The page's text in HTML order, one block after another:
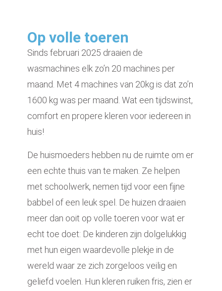
Op volle toeren
Sinds februari 2025 draaien de
wasmachines elk zo’n 20 machines per
maand. Met 4 machines van 20kg is dat zo’n
1600 kg was per maand. Wat een tijdswinst,
comfort en propere kleren voor iedereen in
huis!
De huismoeders hebben nu de ruimte om er
een echte thuis van te maken. Ze helpen
met schoolwerk, nemen tijd voor een fijne
babbel of een leuk spel. De huizen draaien
meer dan ooit op volle toeren voor wat er
echt toe doet: De kinderen zijn dolgelukkig
met hun eigen waardevolle plekje in de
wereld waar ze zich zorgeloos veilig en
geliefd voelen. Hun kleren ruiken fris, zien er